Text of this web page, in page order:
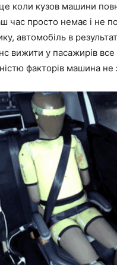
коли кузов машини
час просто немає і не
автомобіль в
вижити у пасажирів
факторів машина не